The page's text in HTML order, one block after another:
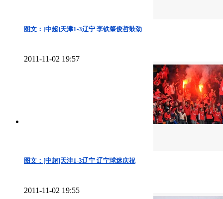
图文：[中超]天津1-3辽宁 李铁肇俊哲鼓劲
2011-11-02 19:57
图文：[中超]天津1-3辽宁 辽宁球迷庆祝
2011-11-02 19:55